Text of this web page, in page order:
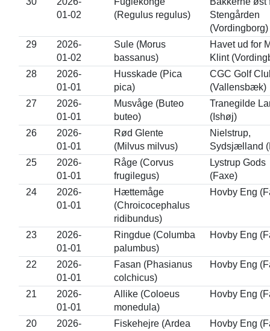
01-02
(Regulus regulus)
Stengården
(Vordingborg)
29
2026-
01-02
Sule (Morus
bassanus)
Havet ud for
Klint
28
2026-
01-01
Husskade (Pica
pica)
CGC Golf
(Vallensbæk)
27
2026-
01-01
Musvåge (Buteo
buteo)
Tranegilde
(Ishøj)
26
2026-
01-01
Rød Glente
(Milvus milvus)
Nielstrup,
Sydsjælland
25
2026-
01-01
Råge (Corvus
frugilegus)
Lystrup Gods
(Faxe)
24
2026-
01-01
Hættemåge
(Chroicocephalus
ridibundus)
Hovby Eng
23
2026-
01-01
Ringdue (Columba
palumbus)
Hovby Eng
22
2026-
01-01
Fasan (Phasianus
colchicus)
Hovby Eng
21
2026-
01-01
Allike (Coloeus
monedula)
Hovby Eng
20
2026-
Fiskehejre (Ardea
Hovby Eng